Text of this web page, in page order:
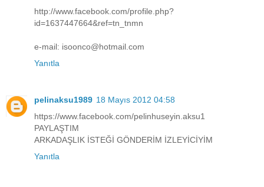
http://www.facebook.com/profile.php?
id=1637447664&ref=tn_tnmn
e-mail: isoonco@hotmail.com
Yanıtla
pelinaksu1989 18 Mayıs 2012 04:58
https://www.facebook.com/pelinhuseyin.aksu1
PAYLAŞTIM
ARKADAŞLIK İSTEĞİ GÖNDERİM İZLEYİCİYİM
Yanıtla